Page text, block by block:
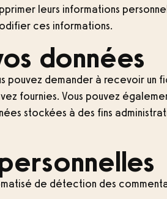
leurs informations
ces informations.
données
pouvez demander à recevoir
fournies. Vous pouvez
stockées à des fins
de détection des